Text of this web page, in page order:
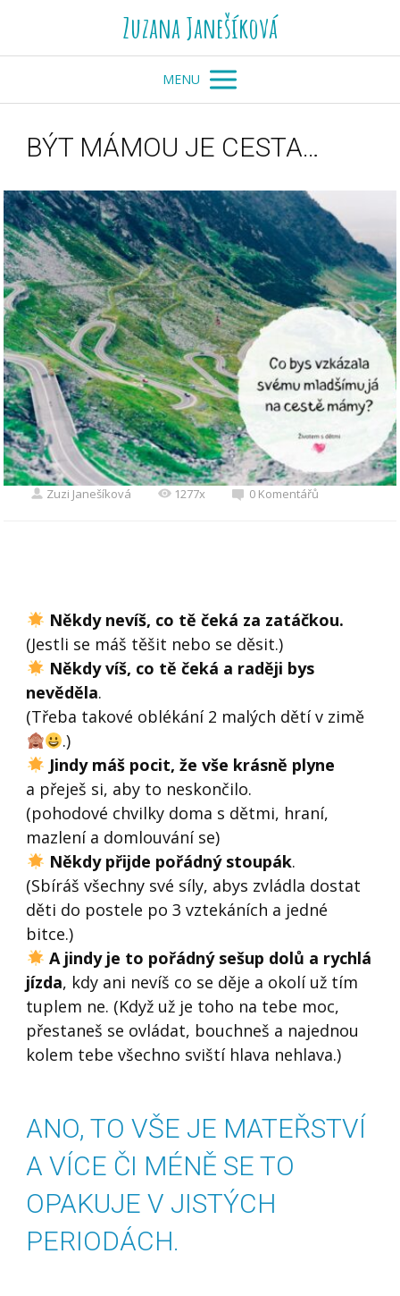
Zuzana Janešíková
MENU
BÝT MÁMOU JE CESTA…
Zuzi Janešíková 1277x 0 Komentářů
Někdy nevíš, co tě čeká za zatáčkou.
(Jestli se máš těšit nebo se děsit.)
Někdy víš, co tě čeká a raději bys
nevěděla.
(Třeba takové oblékání 2 malých dětí v zimě
.)
Jindy máš pocit, že vše krásně plyne
a přeješ si, aby to neskončilo.
(pohodové chvilky doma s dětmi, hraní,
mazlení a domlouvání se)
Někdy přijde pořádný stoupák.
(Sbíráš všechny své síly, abys zvládla dostat
děti do postele po 3 vztekáních a jedné
bitce.)
A jindy je to pořádný sešup dolů a rychlá
jízda, kdy ani nevíš co se děje a okolí už tím
tuplem ne. (Když už je toho na tebe moc,
přestaneš se ovládat, bouchneš a najednou
kolem tebe všechno sviští hlava nehlava.)
ANO, TO VŠE JE MATEŘSTVÍ
A VÍCE ČI MÉNĚ SE TO
OPAKUJE V JISTÝCH
PERIODÁCH.